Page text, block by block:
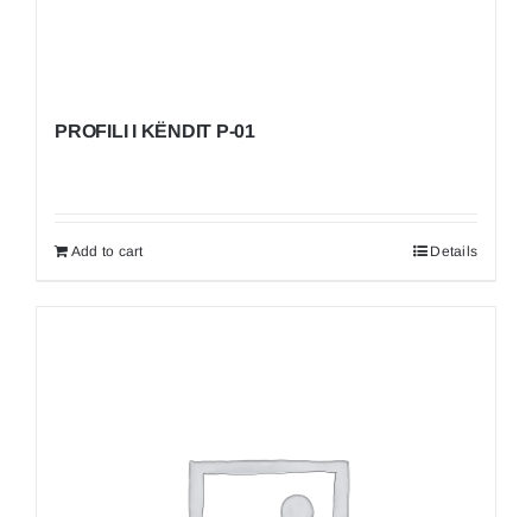
PROFILI I KËNDIT P-01
Add to cart Details